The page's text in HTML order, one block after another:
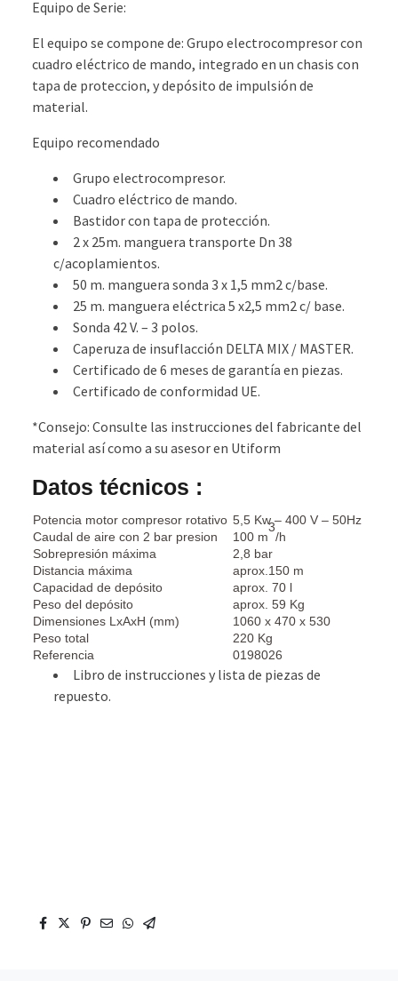
Equipo de Serie:
El equipo se compone de: Grupo electrocompresor con
cuadro eléctrico de mando, integrado en un chasis con
tapa de proteccion, y depósito de impulsión de
material.
Equipo recomendado
Grupo electrocompresor.
Cuadro eléctrico de mando.
Bastidor con tapa de protección.
2 x 25m. manguera transporte Dn 38
c/acoplamientos.
50 m. manguera sonda 3 x 1,5 mm2 c/base.
25 m. manguera eléctrica 5 x2,5 mm2 c/ base.
Sonda 42 V. – 3 polos.
Caperuza de insuflacción DELTA MIX / MASTER.
Certificado de 6 meses de garantía en piezas.
Certificado de conformidad UE.
*Consejo: Consulte las instrucciones del fabricante del
material así como a su asesor en Utiform
Datos técnicos :
Potencia motor compresor rotativo 5,5 Kw – 400 V – 50Hz
Caudal de aire con 2 bar presion
100 m
3
/h
Sobrepresión máxima
2,8 bar
Distancia máxima
aprox.150 m
Capacidad de depósito
aprox. 70 l
Peso del depósito
aprox. 59 Kg
Dimensiones LxAxH (mm)
1060 x 470 x 530
Peso total
220 Kg
Referencia
0198026
Libro de instrucciones y lista de piezas de
repuesto.